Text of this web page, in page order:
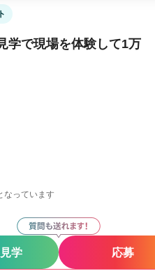
学で現場を体験して1万
なっています
学 応募